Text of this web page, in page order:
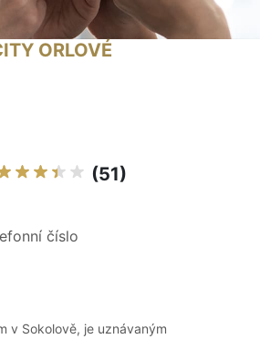
ORLOVÉ
(51)
číslo
v Sokolově, je uznávaným